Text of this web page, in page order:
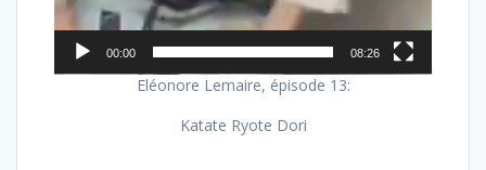
00:00 08:26
Eléonore Lemaire, épisode 13:
Katate Ryote Dori